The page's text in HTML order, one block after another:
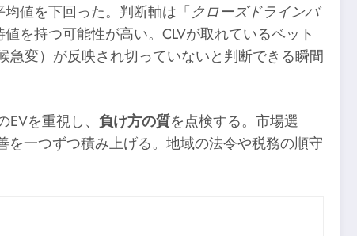
値を下回った。判断軸は「クローズドラインバ
を持つ可能性が高い。CLVが取れているベット
変）が反映され切っていないと判断できる瞬間
を重視し、 負け方の質を点検する。市場選
一つずつ積み上げる。地域の法令や税務の順守